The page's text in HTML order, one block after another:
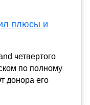
плюсы и
четвертого
по полному
донора его